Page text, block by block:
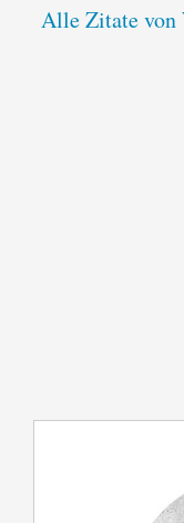
Alle Zitate von